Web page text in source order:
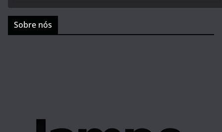
Sobre nós